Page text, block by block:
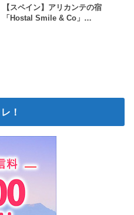
【スペイン】アリカンテの宿
「Hostal Smile & Co」…
！